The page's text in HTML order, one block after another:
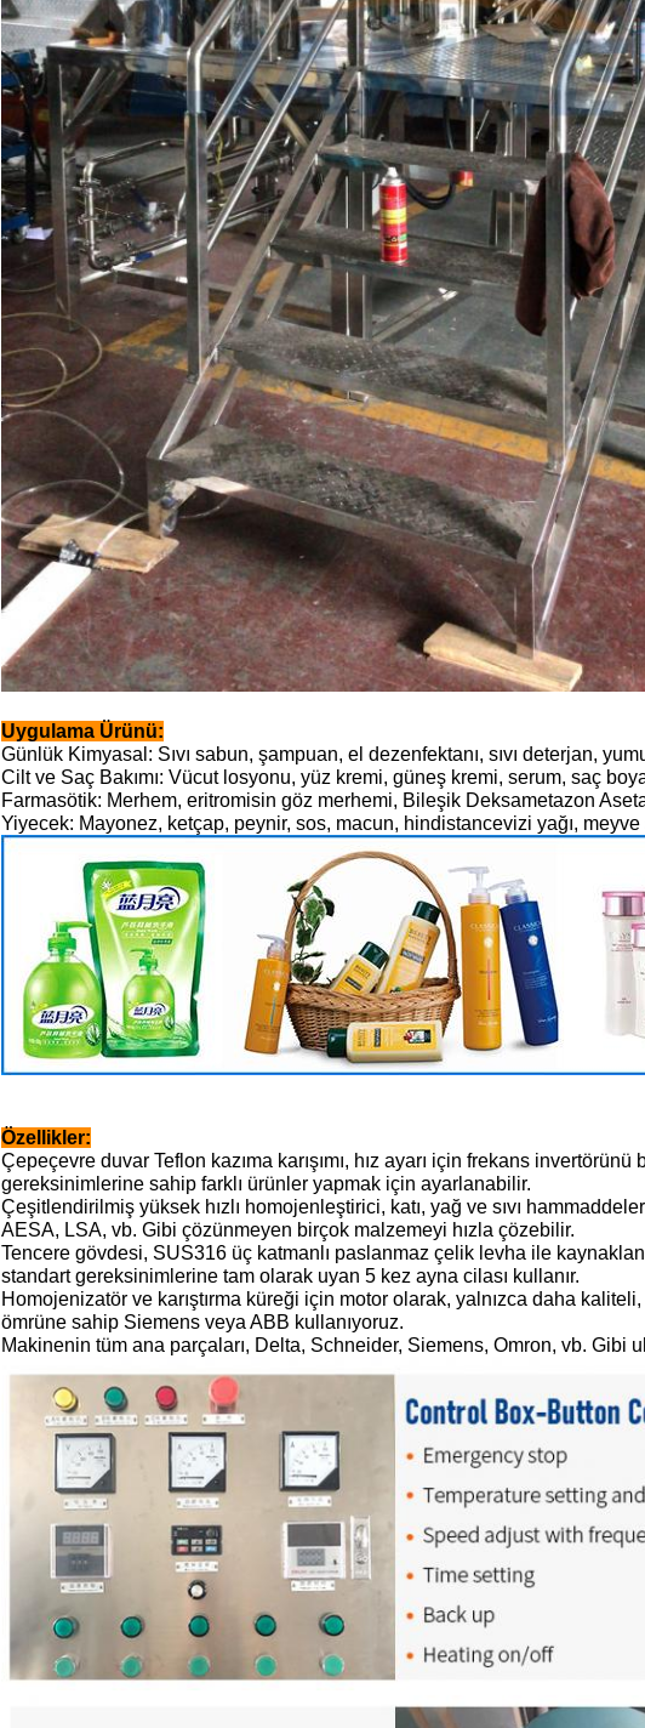
Uygulama Ürünü:
Günlük Kimyasal: Sıvı sabun, şampuan, el dezenfektanı, sıvı deterjan,
Cilt ve Saç Bakımı: Vücut losyonu, yüz kremi, güneş kremi, serum, saç
Farmasötik: Merhem, eritromisin göz merhemi, Bileşik Deksametazon
Yiyecek: Mayonez, ketçap, peynir, sos, macun, hindistancevizi yağı, meyve
Özellikler:
Çepeçevre duvar Teflon kazıma karışımı, hız ayarı için frekans
gereksinimlerine sahip farklı ürünler yapmak için ayarlanabilir.
Çeşitlendirilmiş yüksek hızlı homojenleştirici, katı, yağ ve sıvı
AESA, LSA, vb. Gibi çözünmeyen birçok malzemeyi hızla çözebilir.
Tencere gövdesi, SUS316 üç katmanlı paslanmaz çelik levha ile
standart gereksinimlerine tam olarak uyan 5 kez ayna cilası kullanır.
Homojenizatör ve karıştırma küreği için motor olarak, yalnızca daha
ömrüne sahip Siemens veya ABB kullanıyoruz.
Makinenin tüm ana parçaları, Delta, Schneider, Siemens, Omron, vb. Gibi